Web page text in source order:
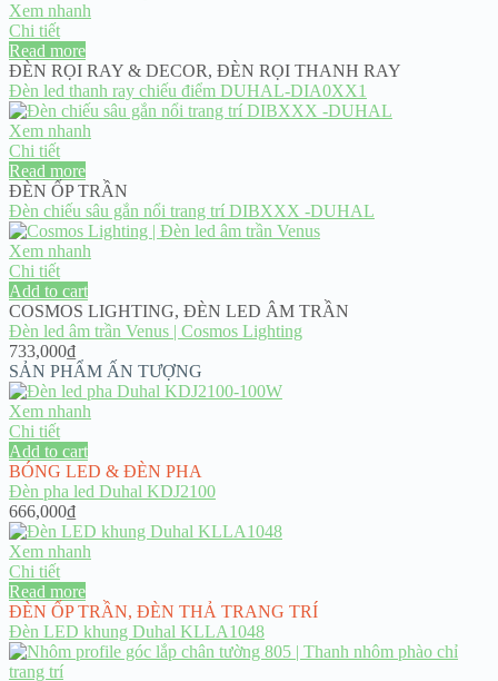
Xem nhanh
Chi tiết
Read more
ĐÈN RỌI RAY & DECOR, ĐÈN RỌI THANH RAY
Đèn led thanh ray chiếu điểm DUHAL-DIA0XX1
Xem nhanh
Chi tiết
Read more
ĐÈN ỐP TRẦN
Đèn chiếu sâu gắn nổi trang trí DIBXXX -DUHAL
Xem nhanh
Chi tiết
Add to cart
COSMOS LIGHTING, ĐÈN LED ÂM TRẦN
Đèn led âm trần Venus | Cosmos Lighting
733,000₫
SẢN PHẨM ẤN TƯỢNG
Xem nhanh
Chi tiết
Add to cart
BÓNG LED & ĐÈN PHA
Đèn pha led Duhal KDJ2100
666,000₫
Xem nhanh
Chi tiết
Read more
ĐÈN ỐP TRẦN, ĐÈN THẢ TRANG TRÍ
Đèn LED khung Duhal KLLA1048